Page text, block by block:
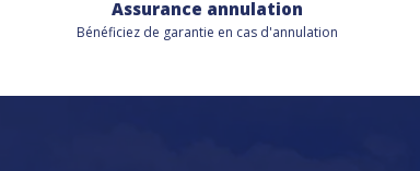
Assurance annulation
Bénéficiez de garantie en cas d'annulation